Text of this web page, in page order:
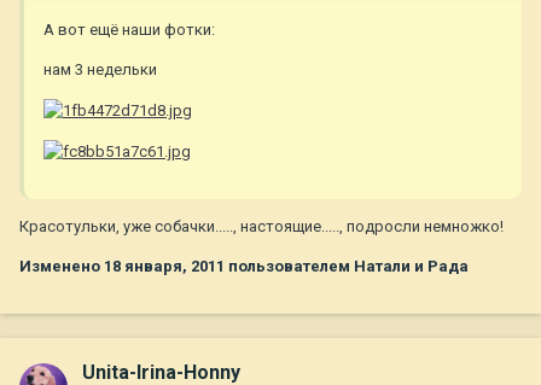
А вот ещё наши фотки:
нам 3 недельки
Красотульки, уже собачки....., настоящие....., подросли немножко!
Изменено 18 января, 2011 пользователем Натали и Рада
Unita-Irina-Honny